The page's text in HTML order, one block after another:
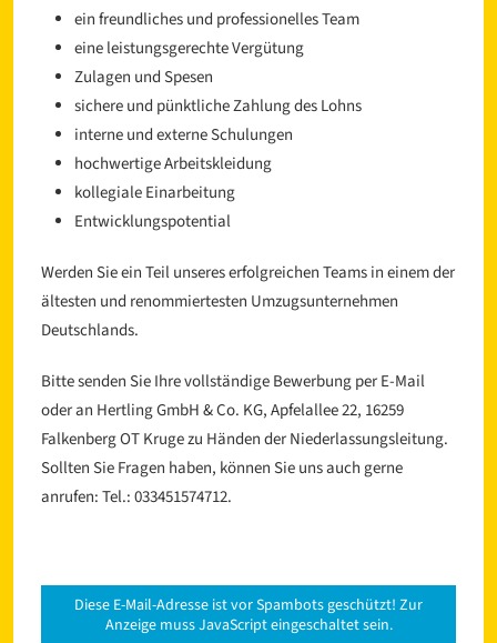
ein freundliches und professionelles Team
eine leistungsgerechte Vergütung
Zulagen und Spesen
sichere und pünktliche Zahlung des Lohns
interne und externe Schulungen
hochwertige Arbeitskleidung
kollegiale Einarbeitung
Entwicklungspotential
Werden Sie ein Teil unseres erfolgreichen Teams in einem der
ältesten und renommiertesten Umzugsunternehmen
Deutschlands.
Bitte senden Sie Ihre vollständige Bewerbung per E-Mail
oder an Hertling GmbH & Co. KG, Apfelallee 22, 16259
Falkenberg OT Kruge zu Händen der Niederlassungsleitung.
Sollten Sie Fragen haben, können Sie uns auch gerne
anrufen: Tel.: 033451574712.
Diese E-Mail-Adresse ist vor Spambots geschützt! Zur
Anzeige muss JavaScript eingeschaltet sein.